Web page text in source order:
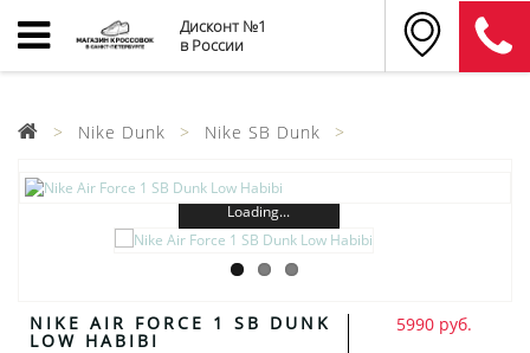
Дисконт №1
в России
Nike Dunk Nike SB Dunk
Loading...
NIKE AIR FORCE 1 SB DUNK
LOW HABIBI
5990 руб.